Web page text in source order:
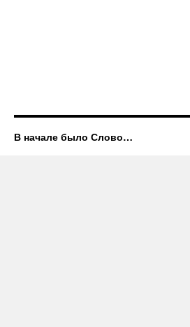
В начале было Слово…